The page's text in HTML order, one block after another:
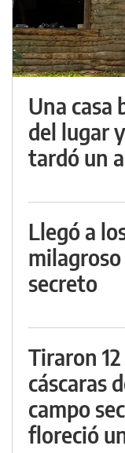
Una casa
del lugar
tardó un
Llegó a
milagroso
secreto
Tiraron
cáscaras
campo
floreció